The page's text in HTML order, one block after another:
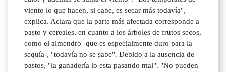
viento lo que hacen, si cabe, es secar más todavía",
explica. Aclara que la parte más afectada corresponde a
pasto y cereales, en cuanto a los árboles de frutos secos,
como el almendro -que es especialmente duro para la
sequía-, "todavía no se sabe". Debido a la ausencia de
pastos, "la ganadería lo esta pasando mal". "No pueden